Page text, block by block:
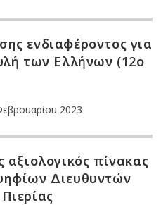
ενδιαφέροντος για
των Ελλήνων (12ο
2023
αξιολογικός πίνακας
Διευθυντών